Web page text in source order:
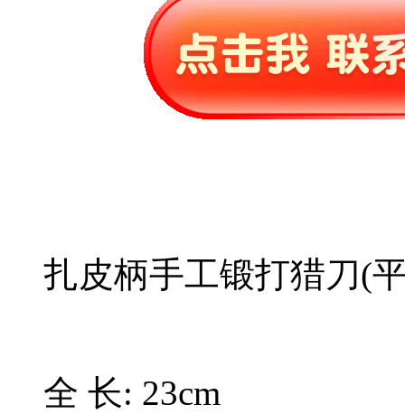
扎皮柄手工锻打猎刀(
全 长: 23cm